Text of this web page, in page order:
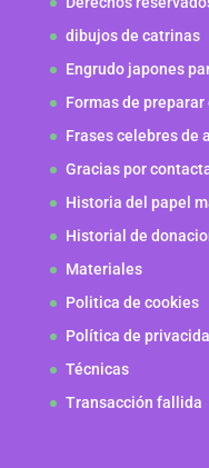
dibujos de catrinas
Engrudo japones
Formas de preparar
Frases celebres de
Gracias por
Historia del papel
Historial de
Materiales
Politica de cookies
Política de
Técnicas
Transacción fallida